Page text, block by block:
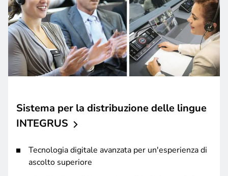
Sistema per la distribuzione delle lingue
INTEGRUS
Tecnologia digitale avanzata per un'esperienza di
ascolto superiore